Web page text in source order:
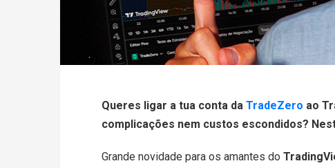
Queres ligar a tua conta da TradeZero ao
complicações nem custos escondidos?
Grande novidade para os amantes do